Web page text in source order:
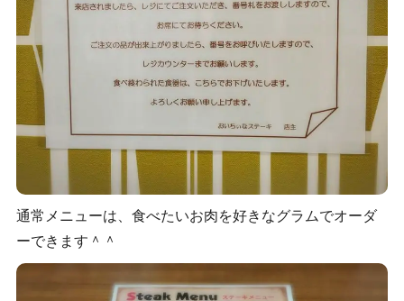
通常メニューは、食べたいお肉を好きなグラムでオーダ
ーできます＾＾